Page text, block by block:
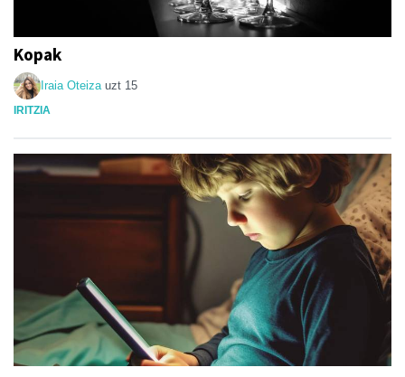
Kopak
Iraia Oteiza uzt 15
IRITZIA